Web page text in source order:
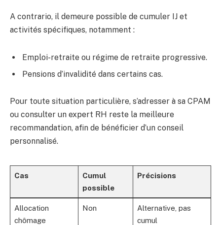
A contrario, il demeure possible de cumuler IJ et
activités spécifiques, notamment :
Emploi-retraite ou régime de retraite progressive.
Pensions d’invalidité dans certains cas.
Pour toute situation particulière, s’adresser à sa CPAM
ou consulter un expert RH reste la meilleure
recommandation, afin de bénéficier d’un conseil
personnalisé.
Cas
Cumul
possible
Précisions
Allocation
chômage
Non
Alternative, pas
cumul